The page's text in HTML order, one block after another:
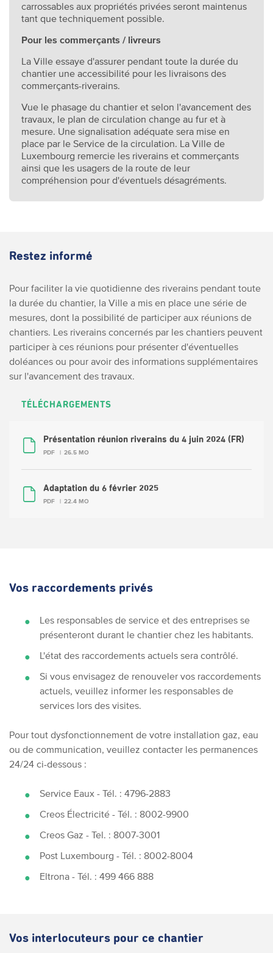
carrossables aux propriétés privées seront maintenus
tant que techniquement possible.
Pour les commerçants / livreurs
La Ville essaye d'assurer pendant toute la durée du
chantier une accessibilité pour les livraisons des
commerçants-riverains.
Vue le phasage du chantier et selon l'avancement des
travaux, le plan de circulation change au fur et à
mesure. Une signalisation adéquate sera mise en
place par le Service de la circulation. La Ville de
Luxembourg remercie les riverains et commerçants
ainsi que les usagers de la route de leur
compréhension pour d'éventuels désagréments.
Restez informé
Pour faciliter la vie quotidienne des riverains pendant toute
la durée du chantier, la Ville a mis en place une série de
mesures, dont la possibilité de participer aux réunions de
chantiers. Les riverains concernés par les chantiers peuvent
participer à ces réunions pour présenter d'éventuelles
doléances ou pour avoir des informations supplémentaires
sur l'avancement des travaux.
TÉLÉCHARGEMENTS
Présentation réunion riverains du 4 juin 2024 (FR)
PDF 26.5 MO
Adaptation du 6 février 2025
PDF 22.4 MO
Vos raccordements privés
Les responsables de service et des entreprises se
présenteront durant le chantier chez les habitants.
L'état des raccordements actuels sera contrôlé.
Si vous envisagez de renouveler vos raccordements
actuels, veuillez informer les responsables de
services lors des visites.
Pour tout dysfonctionnement de votre installation gaz, eau
ou de communication, veuillez contacter les permanences
24/24 ci-dessous :
Service Eaux - Tél. : 4796-2883
Creos Électricité - Tél. : 8002-9900
Creos Gaz - Tel. : 8007-3001
Post Luxembourg - Tél. : 8002-8004
Eltrona - Tél. : 499 466 888
Vos interlocuteurs pour ce chantier